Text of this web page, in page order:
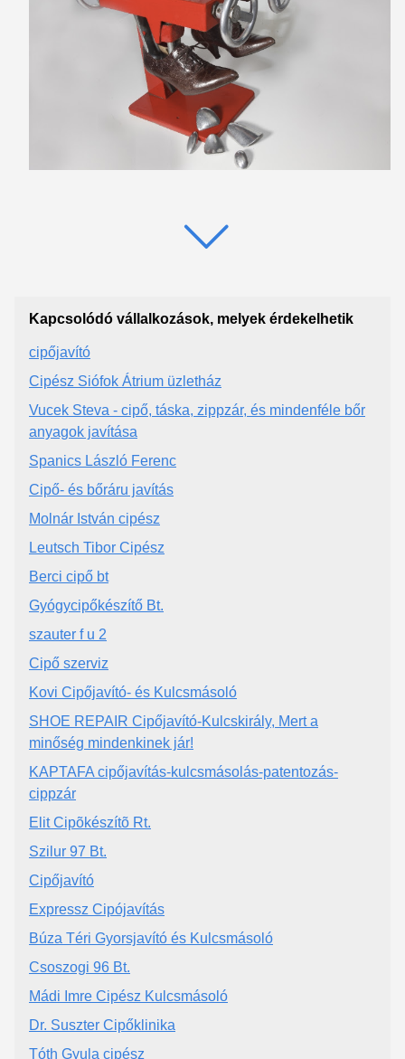
Kapcsolódó vállalkozások, melyek érdekelhetik
cipőjavító
Cipész Siófok Átrium üzletház
Vucek Steva - cipő, táska, zippzár, és mindenféle bőr
anyagok javítása
Spanics László Ferenc
Cipő- és bőráru javítás
Molnár István cipész
Leutsch Tibor Cipész
Berci cipő bt
Gyógycipőkészítő Bt.
szauter f u 2
Cipő szerviz
Kovi Cipőjavító- és Kulcsmásoló
SHOE REPAIR Cipőjavító-Kulcskirály, Mert a
minőség mindenkinek jár!
KAPTAFA cipőjavítás-kulcsmásolás-patentozás-
cippzár
Elit Cipõkészítõ Rt.
Szilur 97 Bt.
Cipőjavító
Expressz Cipójavítás
Búza Téri Gyorsjavító és Kulcsmásoló
Csoszogi 96 Bt.
Mádi Imre Cipész Kulcsmásoló
Dr. Suszter Cipőklinika
Tóth Gyula cipész